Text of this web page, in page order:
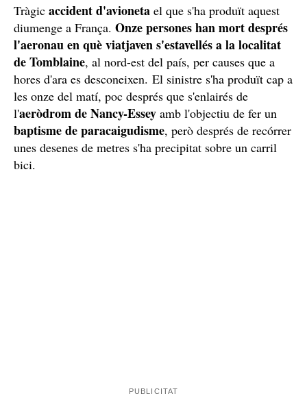
Tràgic accident d'avioneta el que s'ha produït aquest
diumenge a França. Onze persones han mort després
l'aeronau en què viatjaven s'estavellés a la localitat
de Tomblaine, al nord-est del país, per causes que a
hores d'ara es desconeixen. El sinistre s'ha produït cap a
les onze del matí, poc després que s'enlairés de
l'aeròdrom de Nancy-Essey amb l'objectiu de fer un
baptisme de paracaigudisme, però després de recórrer
unes desenes de metres s'ha precipitat sobre un carril
bici.